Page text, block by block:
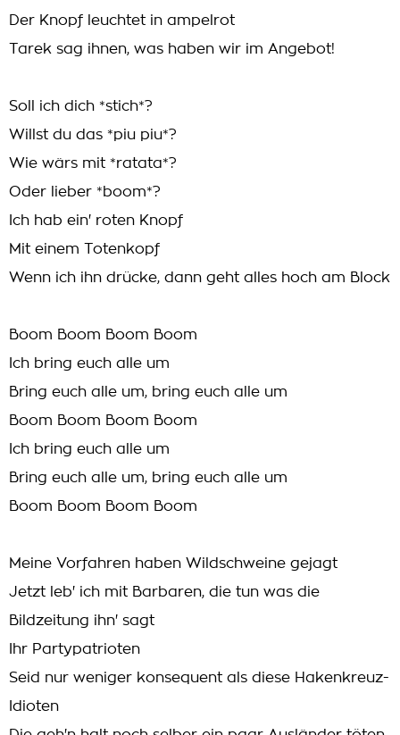
Der Knopf leuchtet in ampelrot
Tarek sag ihnen, was haben wir im Angebot!
Soll ich dich *stich*?
Willst du das *piu piu*?
Wie wärs mit *ratata*?
Oder lieber *boom*?
Ich hab ein' roten Knopf
Mit einem Totenkopf
Wenn ich ihn drücke, dann geht alles hoch am Block
Boom Boom Boom Boom
Ich bring euch alle um
Bring euch alle um, bring euch alle um
Boom Boom Boom Boom
Ich bring euch alle um
Bring euch alle um, bring euch alle um
Boom Boom Boom Boom
Meine Vorfahren haben Wildschweine gejagt
Jetzt leb' ich mit Barbaren, die tun was die
Bildzeitung ihn' sagt
Ihr Partypatrioten
Seid nur weniger konsequent als diese Hakenkreuz-
Idioten